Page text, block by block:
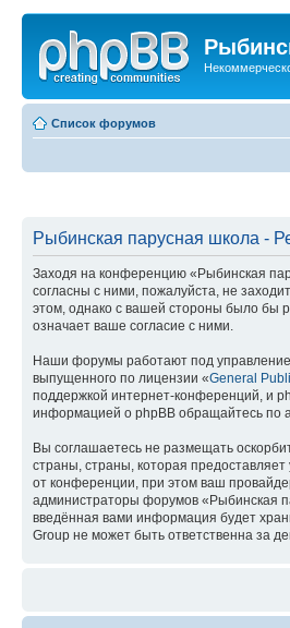
Список форумов
Рыбинская парусная школа -
Заходя на конференцию «Рыбинская
согласны с ними, пожалуйста, не
этом, однако с вашей стороны было бы
означает ваше согласие с ними.
Наши форумы работают под
выпущенного по лицензии «General
поддержкой интернет-конференций, и
информацией о phpBB обращайтесь по
Вы соглашаетесь не размещать
страны, страны, которая
от конференции, при этом ваш
администраторы форумов «Рыбинская
введённая вами информация будет
Group не может быть ответственна за